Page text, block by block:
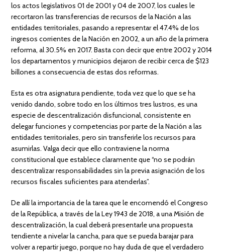
los actos legislativos 01 de 2001 y 04 de 2007, los cuales le
recortaron las transferencias de recursos de la Nación a las
entidades territoriales, pasando a representar el 47.4% de los
ingresos corrientes de la Nación en 2002, a un año de la primera
reforma, al 30.5% en 2017. Basta con decir que entre 2002 y 2014
los departamentos y municipios dejaron de recibir cerca de $123
billones a consecuencia de estas dos reformas.
Esta es otra asignatura pendiente, toda vez que lo que se ha
venido dando, sobre todo en los últimos tres lustros, es una
especie de descentralización disfuncional, consistente en
delegar funciones y competencias por parte de la Nación a las
entidades territoriales, pero sin transferirle los recursos para
asumirlas. Valga decir que ello contraviene la norma
constitucional que establece claramente que “no se podrán
descentralizar responsabilidades sin la previa asignación de los
recursos fiscales suficientes para atenderlas”.
De allí la importancia de la tarea que le encomendó el Congreso
de la República, a través de la Ley 1943 de 2018, a una Misión de
descentralización, la cual deberá presentarle una propuesta
tendiente a nivelar la cancha, para que se pueda barajar para
volver a repartir juego, porque no hay duda de que el verdadero